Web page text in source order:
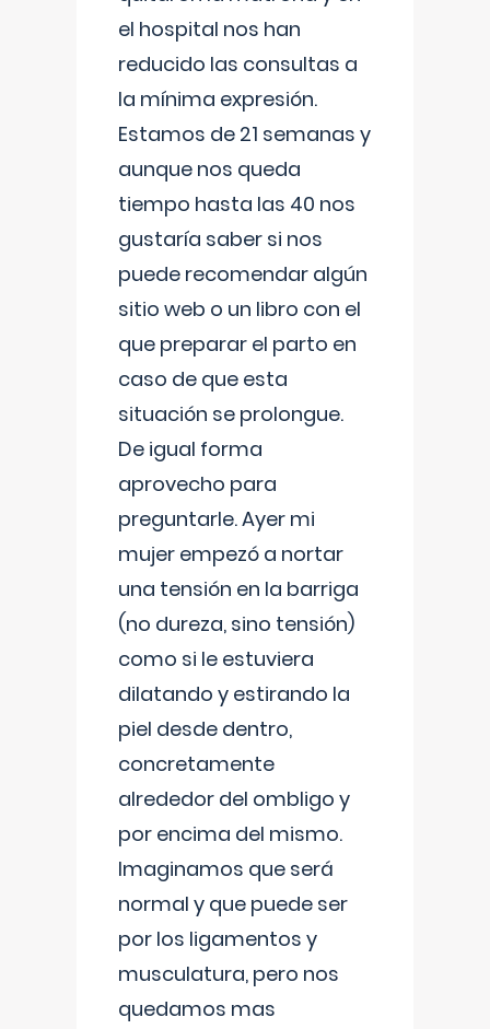
el hospital nos han
reducido las consultas a
la mínima expresión.
Estamos de 21 semanas y
aunque nos queda
tiempo hasta las 40 nos
gustaría saber si nos
puede recomendar algún
sitio web o un libro con el
que preparar el parto en
caso de que esta
situación se prolongue.
De igual forma
aprovecho para
preguntarle. Ayer mi
mujer empezó a nortar
una tensión en la barriga
(no dureza, sino tensión)
como si le estuviera
dilatando y estirando la
piel desde dentro,
concretamente
alrededor del ombligo y
por encima del mismo.
Imaginamos que será
normal y que puede ser
por los ligamentos y
musculatura, pero nos
quedamos mas